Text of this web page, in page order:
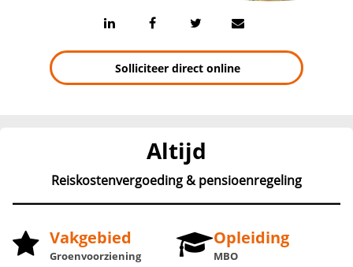
Solliciteer direct online
Altijd
Reiskostenvergoeding & pensioenregeling
Vakgebied
Groenvoorziening
Opleiding
MBO